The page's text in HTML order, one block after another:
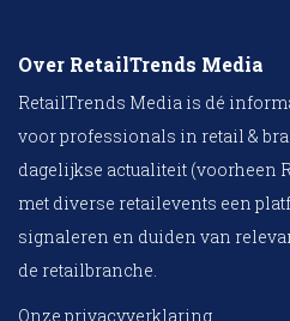
Over RetailTrends Media
RetailTrends Media is dé
voor professionals in retail &
dagelijkse actualiteit (voorheen
met diverse retailevents een
signaleren en duiden van
de retailbranche.
Onze privacyverklaring